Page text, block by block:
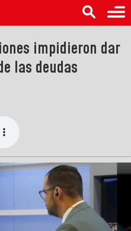
impidieron dar
las deudas